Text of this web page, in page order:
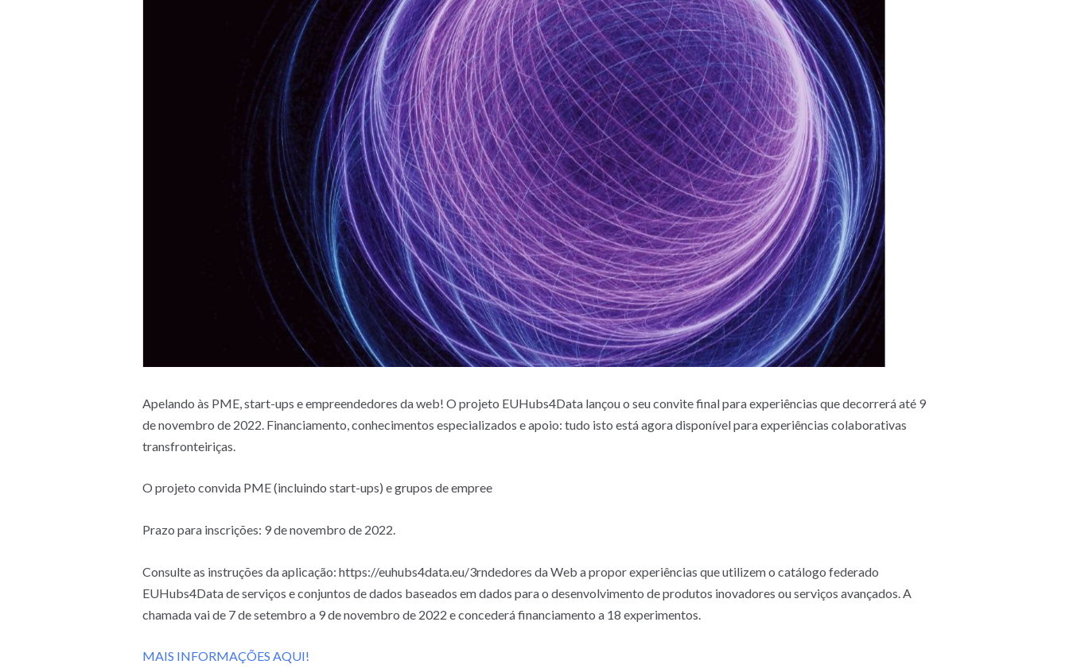
Apelando às PME, start-ups e empreendedores da web! O projeto EUHubs4Data lançou o seu convite final para experiências que decorrerá até 9
de novembro de 2022. Financiamento, conhecimentos especializados e apoio: tudo isto está agora disponível para experiências colaborativas
transfronteiriças.
O projeto convida PME (incluindo start-ups) e grupos de empree
Prazo para inscrições: 9 de novembro de 2022.
Consulte as instruções da aplicação: https://euhubs4data.eu/3rndedores da Web a propor experiências que utilizem o catálogo federado
EUHubs4Data de serviços e conjuntos de dados baseados em dados para o desenvolvimento de produtos inovadores ou serviços avançados. A
chamada vai de 7 de setembro a 9 de novembro de 2022 e concederá financiamento a 18 experimentos.
MAIS INFORMAÇÕES AQUI!